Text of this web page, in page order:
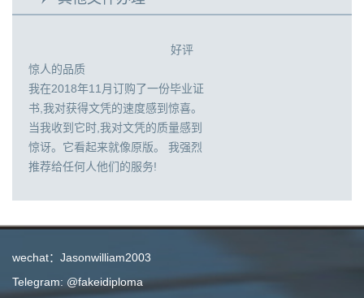
好评
惊人的品质
我在2018年11月订购了一份毕业证
书,我对获得文凭的速度感到惊喜。
当我收到它时,我对文凭的质量感到
惊讶。它看起来就像原版。 我强烈
推荐给任何人他们的服务!
wechat：Jasonwilliam2003
Telegram: @fakeidiploma